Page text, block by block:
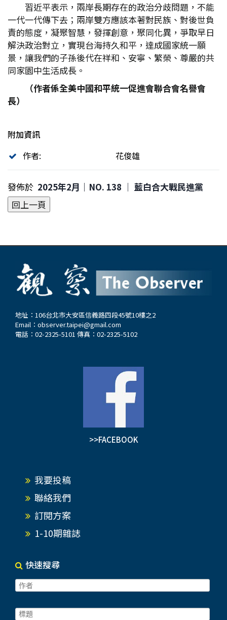
習近平表示，兩岸長期存在的政治分歧問題，不能
一代一代傳下去；兩岸雙方應該本著對民族、對後世負
責的態度，凝聚智慧，發揮創意，聚同化異，爭取早日
解決政治對立，實現台海持久和平，達成國家統一願
景，讓我們的子孫後代在祥和、安寧、繁榮、尊嚴的共
同家園中生活成長。
（作者係全美中國和平統一促進會聯合會名譽會
長）
附加資訊
作者:
花俊雄
發佈於 2025年2月｜NO. 138 │ 藍白合大戰民進黨
地址：106台北市大安區信義路四段45號10樓之2
Email： observer.taipei@gmail.com
電話：02-2325-5101 傳真：02-2325-5102
>>FACEBOOK
我要投稿
聯絡我們
訂閱方案
1-10期雜誌
快速搜尋